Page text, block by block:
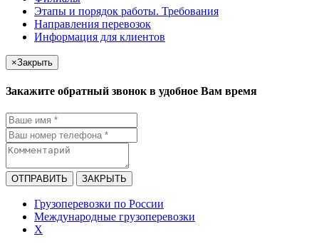
Этапы и порядок работы. Требования
Направления перевозок
Информация для клиентов
×Закрыть
Закажите обратный звонок в удобное Вам время
ОТПРАВИТЬ ЗАКРЫТЬ
Грузоперевозки по России
Международные грузоперевозки
X